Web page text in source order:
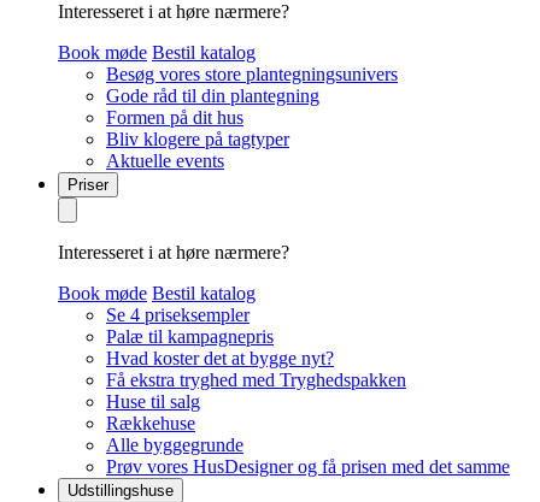
Interesseret i at høre nærmere?
Book møde Bestil katalog
Besøg vores store plantegningsunivers
Gode råd til din plantegning
Formen på dit hus
Bliv klogere på tagtyper
Aktuelle events
Priser
Interesseret i at høre nærmere?
Book møde Bestil katalog
Se 4 priseksempler
Palæ til kampagnepris
Hvad koster det at bygge nyt?
Få ekstra tryghed med Tryghedspakken
Huse til salg
Rækkehuse
Alle byggegrunde
Prøv vores HusDesigner og få prisen med det samme
Udstillingshuse